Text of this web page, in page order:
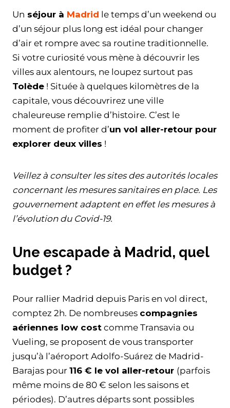
Un séjour à Madrid le temps d’un weekend ou
d’un séjour plus long est idéal pour changer
d’air et rompre avec sa routine traditionnelle.
Si votre curiosité vous mène à découvrir les
villes aux alentours, ne loupez surtout pas
Tolède ! Située à quelques kilomètres de la
capitale, vous découvrirez une ville
chaleureuse remplie d’histoire. C’est le
moment de profiter d’un vol aller-retour pour
explorer deux villes !
Veillez à consulter les sites des autorités locales
concernant les mesures sanitaires en place. Les
gouvernement adaptent en effet les mesures à
l’évolution du Covid-19.
Une escapade à Madrid, quel
budget ?
Pour rallier Madrid depuis Paris en vol direct,
comptez 2h. De nombreuses compagnies
aériennes low cost comme Transavia ou
Vueling, se proposent de vous transporter
jusqu’à l’aéroport Adolfo-Suárez de Madrid-
Barajas pour 116 € le vol aller-retour (parfois
même moins de 80 € selon les saisons et
périodes). D’autres départs sont possibles